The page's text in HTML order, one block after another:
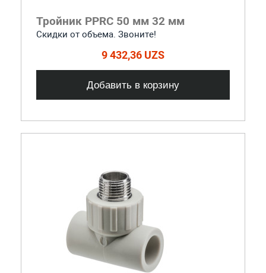
Тройник PPRC 50 мм 32 мм
Скидки от объема. Звоните!
9 432,36 UZS
Добавить в корзину